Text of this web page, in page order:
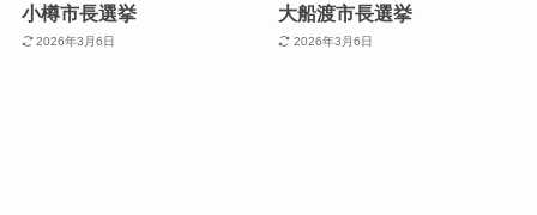
小樽市長選挙
2026年3月6日
大船渡市長選挙
2026年3月6日